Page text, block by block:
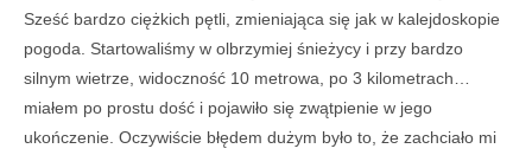
Sześć bardzo ciężkich pętli, zmieniająca się jak w kalejdoskopie
pogoda. Startowaliśmy w olbrzymiej śnieżycy i przy bardzo
silnym wietrze, widoczność 10 metrowa, po 3 kilometrach…
miałem po prostu dość i pojawiło się zwątpienie w jego
ukończenie. Oczywiście błędem dużym było to, że zachciało mi